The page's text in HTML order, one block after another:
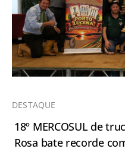
DESTAQUE
18º MERCOSUL de
Rosa bate recorde